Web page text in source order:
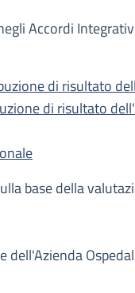
Accordi
di risultato
di risultato
base della